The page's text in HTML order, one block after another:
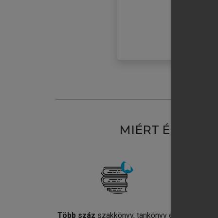
MIÉRT
Több száz szakkönyv, tankönyv és